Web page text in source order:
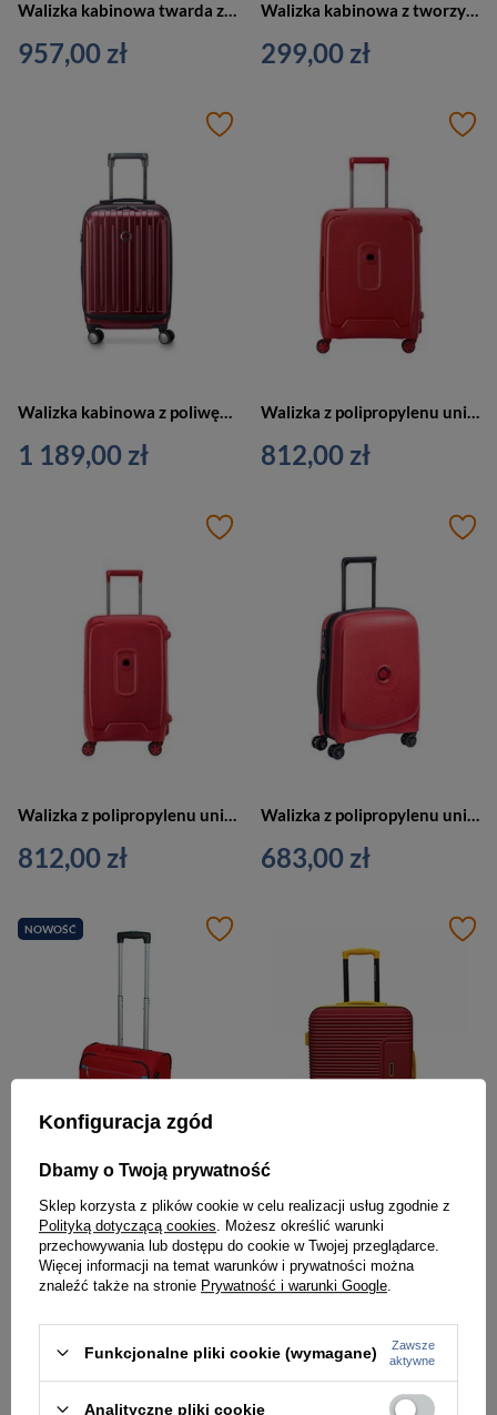
957,00 zł 299,00 zł
Walizka kabinowa z poliwęglanu unisex Delsey Titanium mała 55 cm czerwona
1 189,00 zł
Walizka z polipropylenu unisex Delsey Moncey twarda kabinowa 55 cm czerwona
812,00 zł
812,00 zł 683,00 zł
NOWOŚĆ
Walizka kabinowa z poliestru unisex Dielle 350 twarda na 4 kółkach czerwona
349,00 zł 589,00 zł
Konfiguracja zgód
Dbamy o Twoją prywatność
Sklep korzysta z plików cookie w celu realizacji usług zgodnie z
Polityką dotyczącą cookies . Możesz określić warunki
przechowywania lub dostępu do cookie w Twojej przeglądarce.
Więcej informacji na temat warunków i prywatności można
znaleźć także na stronie Prywatność i warunki Google
Funkcjonalne pliki cookie (wymagane)
Zawsze
aktywne
Analityczne pliki cookie